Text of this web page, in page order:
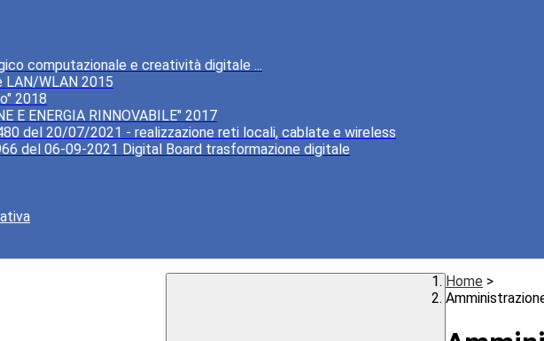
computazionale e creatività digitale ...
LAN/WLAN 2015
2018
E ENERGIA RINNOVABILE" 2017
del 20/07/2021 - realizzazione reti locali, cablate e wireless
del 06-09-2021 Digital Board trasformazione digitale
Home >